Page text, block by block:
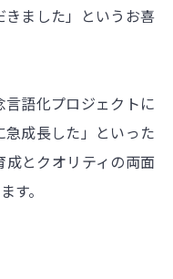
きました」というお喜
語化プロジェクトに
成長した」といった
とクオリティの両面
す。